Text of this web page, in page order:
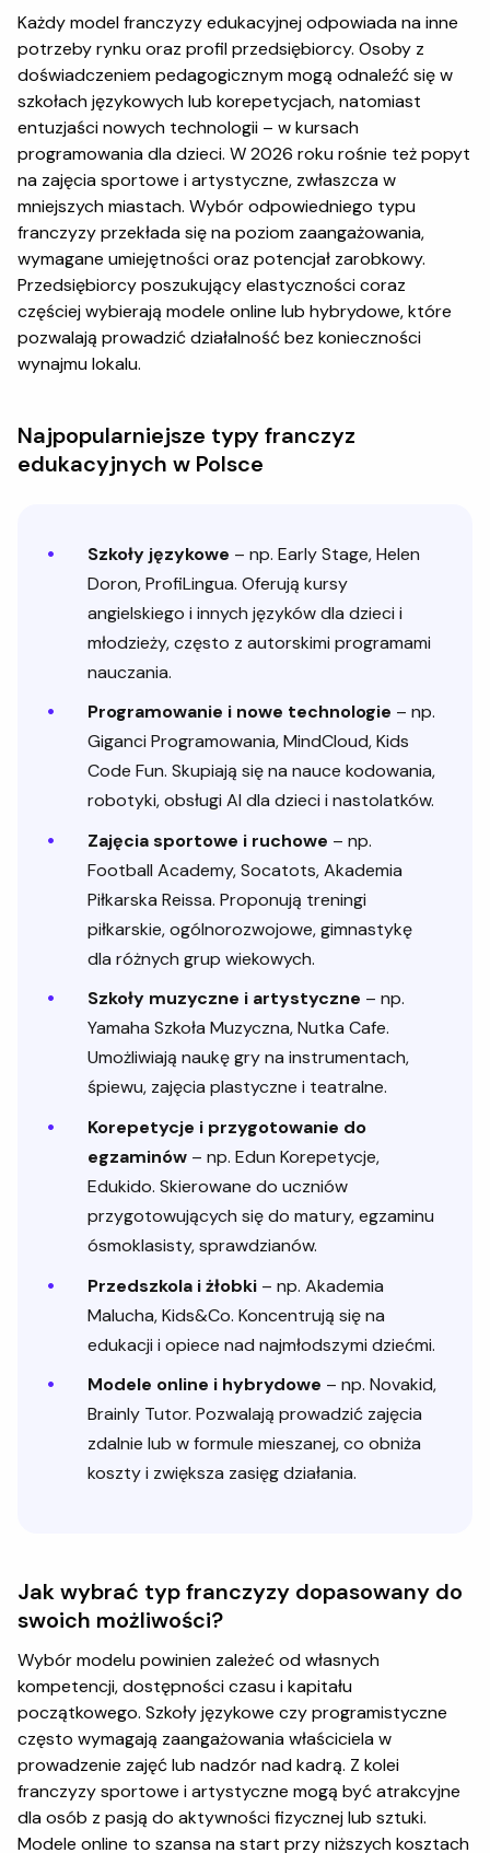
Każdy model franczyzy edukacyjnej odpowiada na inne
potrzeby rynku oraz profil przedsiębiorcy. Osoby z
doświadczeniem pedagogicznym mogą odnaleźć się w
szkołach językowych lub korepetycjach, natomiast
entuzjaści nowych technologii – w kursach
programowania dla dzieci. W 2026 roku rośnie też popyt
na zajęcia sportowe i artystyczne, zwłaszcza w
mniejszych miastach. Wybór odpowiedniego typu
franczyzy przekłada się na poziom zaangażowania,
wymagane umiejętności oraz potencjał zarobkowy.
Przedsiębiorcy poszukujący elastyczności coraz
częściej wybierają modele online lub hybrydowe, które
pozwalają prowadzić działalność bez konieczności
wynajmu lokalu.
Najpopularniejsze typy franczyz
edukacyjnych w Polsce
Szkoły językowe – np. Early Stage, Helen
Doron, ProfiLingua. Oferują kursy
angielskiego i innych języków dla dzieci i
młodzieży, często z autorskimi programami
nauczania.
Programowanie i nowe technologie – np.
Giganci Programowania, MindCloud, Kids
Code Fun. Skupiają się na nauce kodowania,
robotyki, obsługi AI dla dzieci i nastolatków.
Zajęcia sportowe i ruchowe – np.
Football Academy, Socatots, Akademia
Piłkarska Reissa. Proponują treningi
piłkarskie, ogólnorozwojowe, gimnastykę
dla różnych grup wiekowych.
Szkoły muzyczne i artystyczne – np.
Yamaha Szkoła Muzyczna, Nutka Cafe.
Umożliwiają naukę gry na instrumentach,
śpiewu, zajęcia plastyczne i teatralne.
Korepetycje i przygotowanie do
egzaminów – np. Edun Korepetycje,
Edukido. Skierowane do uczniów
przygotowujących się do matury, egzaminu
ósmoklasisty, sprawdzianów.
Przedszkola i żłobki – np. Akademia
Malucha, Kids&Co. Koncentrują się na
edukacji i opiece nad najmłodszymi dziećmi.
Modele online i hybrydowe – np. Novakid,
Brainly Tutor. Pozwalają prowadzić zajęcia
zdalnie lub w formule mieszanej, co obniża
koszty i zwiększa zasięg działania.
Jak wybrać typ franczyzy dopasowany do
swoich możliwości?
Wybór modelu powinien zależeć od własnych
kompetencji, dostępności czasu i kapitału
początkowego. Szkoły językowe czy programistyczne
często wymagają zaangażowania właściciela w
prowadzenie zajęć lub nadzór nad kadrą. Z kolei
franczyzy sportowe i artystyczne mogą być atrakcyjne
dla osób z pasją do aktywności fizycznej lub sztuki.
Modele online to szansa na start przy niższych kosztach